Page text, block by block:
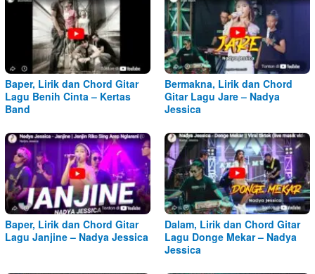
Baper, Lirik dan Chord Gitar
Lagu Benih Cinta – Kertas
Band
Bermakna, Lirik dan Chord
Gitar Lagu Jare – Nadya
Jessica
Baper, Lirik dan Chord Gitar
Lagu Janjine – Nadya Jessica
Dalam, Lirik dan Chord Gitar
Lagu Donge Mekar – Nadya
Jessica